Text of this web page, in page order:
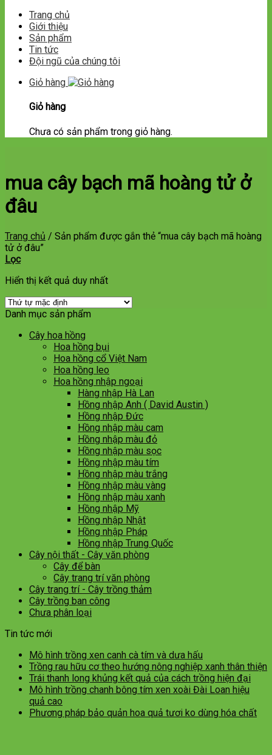
Trang chủ
Giới thiệu
Sản phẩm
Tin tức
Đội ngũ của chúng tôi
Giỏ hàng
Giỏ hàng
Chưa có sản phẩm trong giỏ hàng.
mua cây bạch mã hoàng tử ở
đâu
Trang chủ / Sản phẩm được gắn thẻ “mua cây bạch mã hoàng
tử ở đâu”
Lọc
Hiển thị kết quả duy nhất
Danh mục sản phẩm
Cây hoa hồng
Hoa hồng bụi
Hoa hồng cổ Việt Nam
Hoa hồng leo
Hoa hồng nhập ngoại
Hàng nhập Hà Lan
Hồng nhập Anh ( David Austin )
Hồng nhập Đức
Hồng nhập màu cam
Hồng nhập màu đỏ
Hồng nhập màu sọc
Hồng nhập màu tím
Hồng nhập màu trắng
Hồng nhập màu vàng
Hồng nhập màu xanh
Hồng nhập Mỹ
Hồng nhập Nhật
Hồng nhập Pháp
Hồng nhập Trung Quốc
Cây nội thất - Cây văn phòng
Cây để bàn
Cây trang trí văn phòng
Cây trang trí - Cây trồng thảm
Cây trồng ban công
Chưa phân loại
Tin tức mới
Mô hình trồng xen canh cà tím và dưa hấu
Trồng rau hữu cơ theo hướng nông nghiệp xanh thân thiện
Trái thanh long khủng kết quả của cách trồng hiện đại
Mô hình trồng chanh bông tím xen xoài Đài Loan hiệu
quả cao
Phương pháp bảo quản hoa quả tươi ko dùng hóa chất